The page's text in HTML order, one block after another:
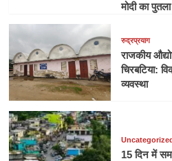
मोदी का
रुद्रप्रयाग
राजकीय
चिरबटिया:
व्यवस्था
15 दिन में